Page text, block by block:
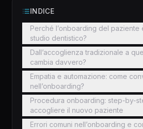
INDICE
Perché l’onboarding del paziente
studio dentistico?
Dall’accoglienza tradizionale a
cambia davvero?
Empatia e automazione: come
nell’onboarding?
Procedura onboarding: step-by-
accogliere il nuovo paziente
Errori comuni nell’onboarding e